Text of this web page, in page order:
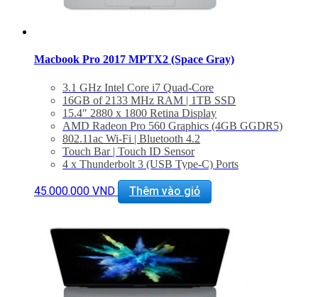
Macbook Pro 2017 MPTX2 (Space Gray)
3.1 GHz Intel Core i7 Quad-Core
16GB of 2133 MHz RAM | 1TB SSD
15.4″ 2880 x 1800 Retina Display
AMD Radeon Pro 560 Graphics (4GB GGDR5)
802.11ac Wi-Fi | Bluetooth 4.2
Touch Bar | Touch ID Sensor
4 x Thunderbolt 3 (USB Type-C) Ports
Force Touch Trackpad
macOS Sierra
BẢO HÀNH 1 NĂM.
45.000.000 VND Thêm vào giỏ